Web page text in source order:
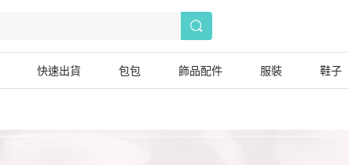
快速出貨 包包 飾品配件 服裝 鞋子